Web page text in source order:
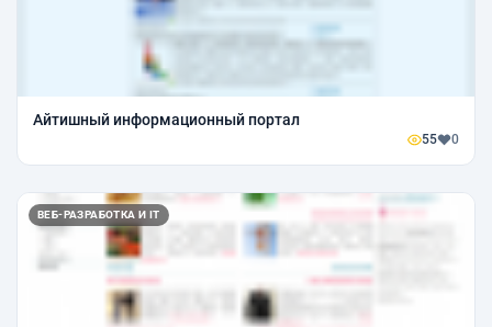
Айтишный информационный портал
55 0
ВЕБ-РАЗРАБОТКА И IT